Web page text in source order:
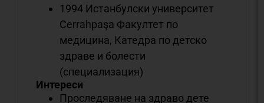
1994 Истанбулски университет
Cerrahpaşa Факултет по
медицина, Катедра по детско
здраве и болести
(специализация)
Интереси
Проследяване на здраво дете